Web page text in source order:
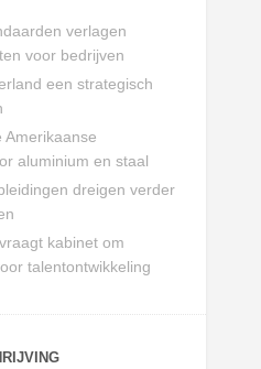
verlagen
voor bedrijven
een strategisch
Amerikaanse
aluminium en staal
dreigen verder
kabinet om
talentontwikkeling